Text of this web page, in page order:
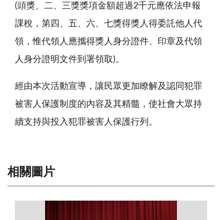
(頭獎、二、三獎獎項金額超過2千元應依法申報
課稅，第四、五、六、七獎得獎人得委託他人代
領，惟代領人應攜得獎人身分證件、印章及代領
人身分證明文件到署領取)。
經由本次活動宣導，讓民眾更加瞭解及認同犯罪
被害人保護制度的內容及其精髓，使社會大眾持
續支持與投入犯罪被害人保護行列。
相關圖片